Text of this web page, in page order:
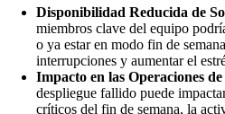
Disponibilidad Reducida de
miembros clave del equipo
o ya estar en modo fin de
interrupciones y aumentar el
Impacto en las Operaciones
despliegue fallido puede
críticos del fin de semana, la